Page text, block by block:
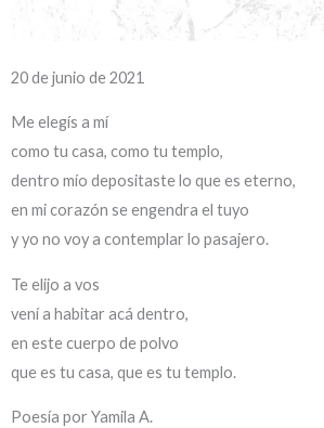
20 de junio de 2021
Me elegís a mí
como tu casa, como tu templo,
dentro mío depositaste lo que es eterno,
en mi corazón se engendra el tuyo
y yo no voy a contemplar lo pasajero.
Te elijo a vos
vení a habitar acá dentro,
en este cuerpo de polvo
que es tu casa, que es tu templo.
Poesía por Yamila A.